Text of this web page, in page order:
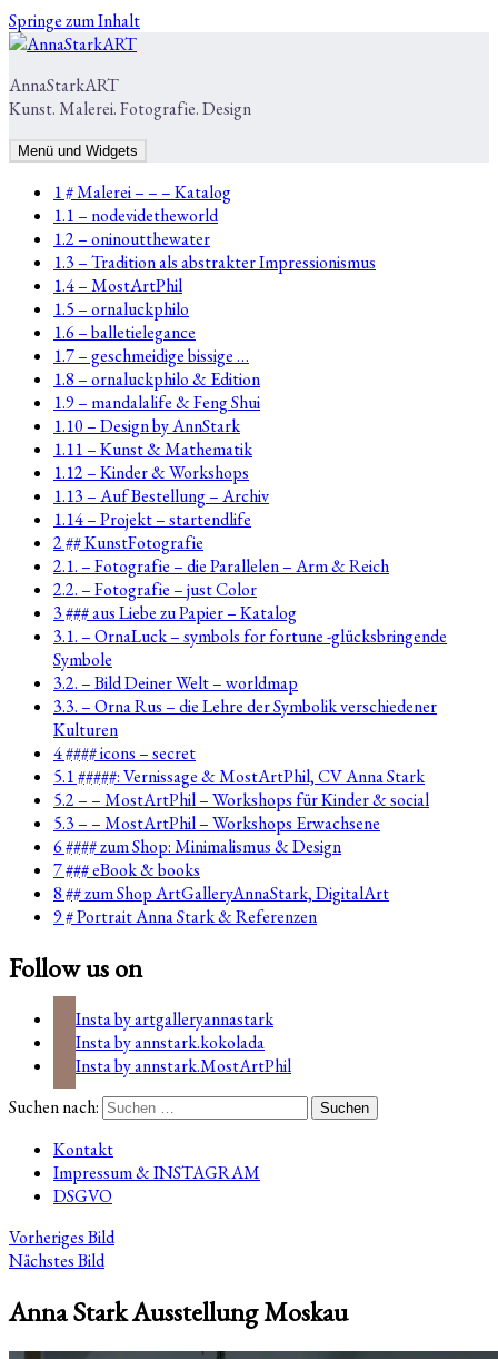
Springe zum Inhalt
AnnaStarkART
Kunst. Malerei. Fotografie. Design
Menü und Widgets
1 # Malerei – – – Katalog
1.1 – nodevidetheworld
1.2 – oninoutthewater
1.3 – Tradition als abstrakter Impressionismus
1.4 – MostArtPhil
1.5 – ornaluckphilo
1.6 – balletielegance
1.7 – geschmeidige bissige …
1.8 – ornaluckphilo & Edition
1.9 – mandalalife & Feng Shui
1.10 – Design by AnnStark
1.11 – Kunst & Mathematik
1.12 – Kinder & Workshops
1.13 – Auf Bestellung – Archiv
1.14 – Projekt – startendlife
2 ## KunstFotografie
2.1. – Fotografie – die Parallelen – Arm & Reich
2.2. – Fotografie – just Color
3 ### aus Liebe zu Papier – Katalog
3.1. – OrnaLuck – symbols for fortune -glücksbringende
Symbole
3.2. – Bild Deiner Welt – worldmap
3.3. – Orna Rus – die Lehre der Symbolik verschiedener
Kulturen
4 #### icons – secret
5.1 #####: Vernissage & MostArtPhil, CV Anna Stark
5.2 – – MostArtPhil – Workshops für Kinder & social
5.3 – – MostArtPhil – Workshops Erwachsene
6 #### zum Shop: Minimalismus & Design
7 ### eBook & books
8 ## zum Shop ArtGalleryAnnaStark, DigitalArt
9 # Portrait Anna Stark & Referenzen
Follow us on
Insta by artgalleryannastark
Insta by annstark.kokolada
Insta by annstark.MostArtPhil
Suchen nach:
Kontakt
Impressum & INSTAGRAM
DSGVO
Vorheriges Bild
Nächstes Bild
Anna Stark Ausstellung Moskau